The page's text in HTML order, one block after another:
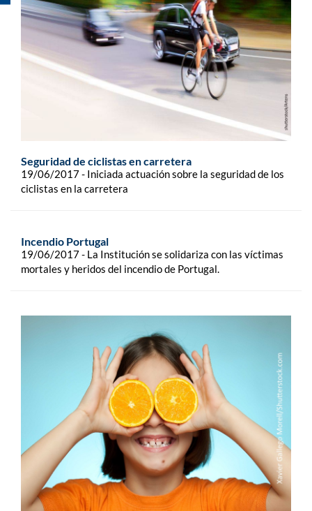
Seguridad de ciclistas en carretera
19/06/2017 - Iniciada actuación sobre la seguridad de los
ciclistas en la carretera
Incendio Portugal
19/06/2017 - La Institución se solidariza con las víctimas
mortales y heridos del incendio de Portugal.